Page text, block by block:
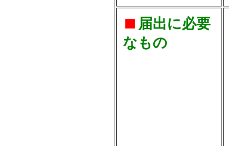
届出に必要
なもの